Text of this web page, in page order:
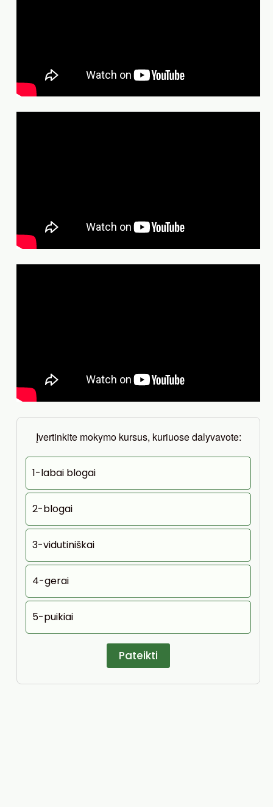
Įvertinkite mokymo kursus, kuriuose dalyvavote:
1-labai blogai
2-blogai
3-vidutiniškai
4-gerai
5-puikiai